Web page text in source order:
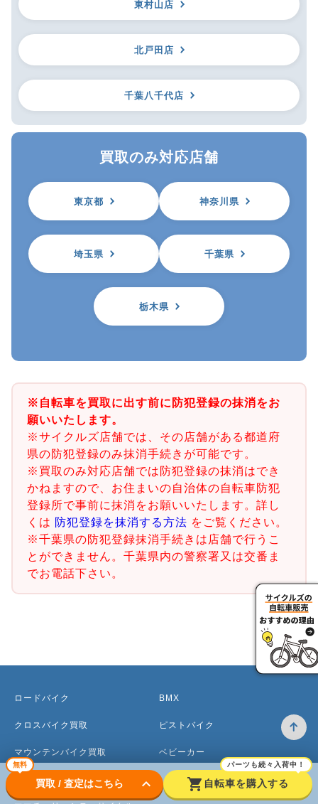
東村山店
北戸田店
千葉八千代店
買取のみ対応店舗
東京都 神奈川県
埼玉県 千葉県
栃木県
※自転車を買取に出す前に防犯登録の抹消をお
願いいたします。
※サイクルズ店舗では、その店舗がある都道府
県の防犯登録のみ抹消手続きが可能です。
※買取のみ対応店舗では防犯登録の抹消はでき
かねますので、お住まいの自治体の自転車防犯
登録所で事前に抹消をお願いいたします。詳し
くは 防犯登録を抹消する方法 をご覧ください。
※千葉県の防犯登録抹消手続きは店舗で行うこ
とができません。千葉県内の警察署又は交番ま
でお電話下さい。
無料
買取 / 査定はこちら keyboard_arrow_down shopping_cart
パーツも続々入荷中！
自転車を購入する
ロードバイク
クロスバイク買取
マウンテンバイク買取
電動アシスト自転車
BMX
ピストバイク
ベビーカー